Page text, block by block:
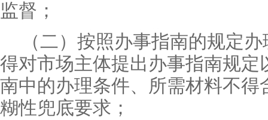
监督；
（二）按照办事指南的规定
得对市场主体提出办事指南规定
南中的办理条件、所需材料不得
糊性兜底要求；